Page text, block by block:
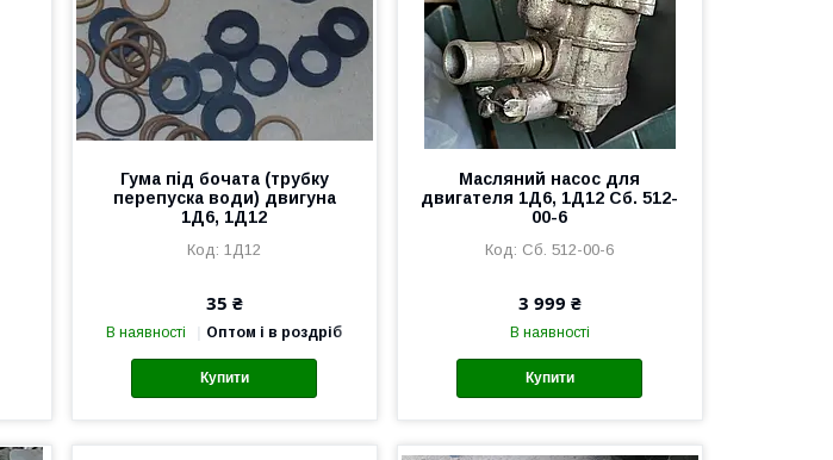
Гума під бочата (трубку
перепуска води) двигуна
1Д6, 1Д12
1Д12
35 ₴
В наявності Оптом і в роздріб
Купити
Масляний насос для
двигателя 1Д6, 1Д12 Сб. 512-
00-6
Сб. 512-00-6
3 999 ₴
В наявності
Купити